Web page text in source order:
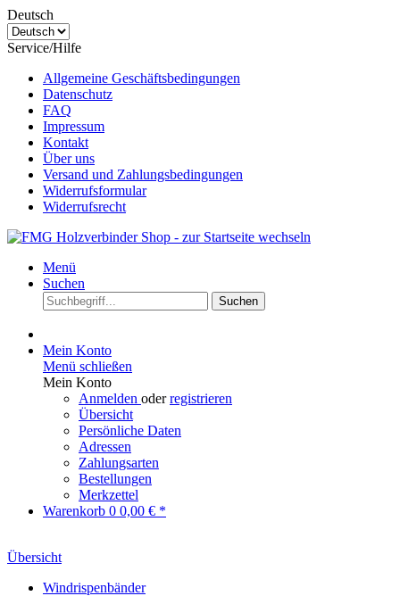
Deutsch
Service/Hilfe
Allgemeine Geschäftsbedingungen
Datenschutz
FAQ
Impressum
Kontakt
Über uns
Versand und Zahlungsbedingungen
Widerrufsformular
Widerrufsrecht
Menü
Suchen
Suchen
Mein Konto
Menü schließen
Mein Konto
Anmelden oderregistrieren
Übersicht
Persönliche Daten
Adressen
Zahlungsarten
Bestellungen
Merkzettel
Warenkorb 0 0,00 € *
Übersicht
Windrispenbänder